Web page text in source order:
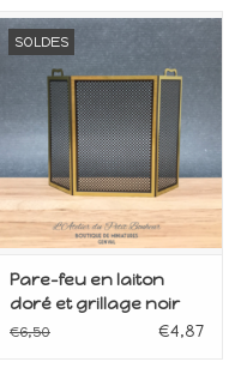
SOLDES
Pare-feu en laiton
doré et grillage noir
miniature 1:12
€6,50 €4,87